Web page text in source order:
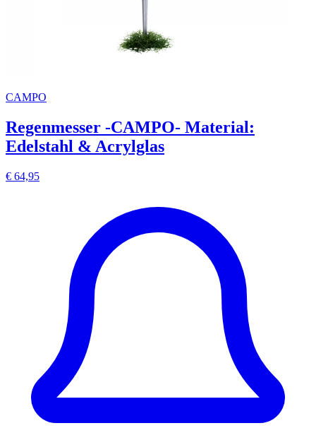
CAMPO
Regenmesser -CAMPO- Material:
Edelstahl & Acrylglas
€ 64,95